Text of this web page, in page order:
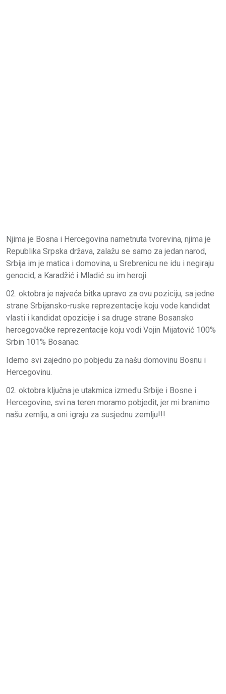
Njima je Bosna i Hercegovina nametnuta tvorevina, njima je
Republika Srpska država, zalažu se samo za jedan narod,
Srbija im je matica i domovina, u Srebrenicu ne idu i negiraju
genocid, a Karadžić i Mladić su im heroji.
02. oktobra je najveća bitka upravo za ovu poziciju, sa jedne
strane Srbijansko-ruske reprezentacije koju vode kandidat
vlasti i kandidat opozicije i sa druge strane Bosansko
hercegovačke reprezentacije koju vodi Vojin Mijatović 100%
Srbin 101% Bosanac.
Idemo svi zajedno po pobjedu za našu domovinu Bosnu i
Hercegovinu.
02. oktobra ključna je utakmica između Srbije i Bosne i
Hercegovine, svi na teren moramo pobjedit, jer mi branimo
našu zemlju, a oni igraju za susjednu zemlju!!!